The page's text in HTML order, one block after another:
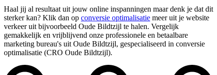
Haal jij al resultaat uit jouw online inspanningen maar denk je dat dit
sterker kan? Klik dan op conversie optimalisatie meer uit je website
verkeer uit bijvoorbeeld Oude Bildtzijl te halen. Vergelijk
gemakkelijk en vrijblijvend onze professionele en betaalbare
marketing bureau's uit Oude Bildtzijl, gespecialiseerd in conversie
optimalisatie (CRO Oude Bildtzijl).